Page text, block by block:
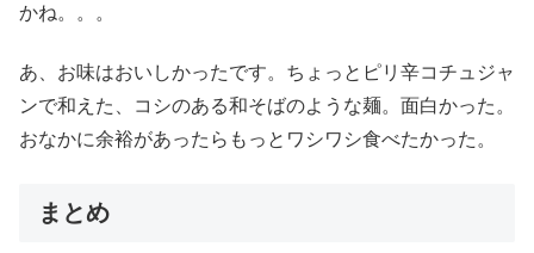
かね。。。
あ、お味はおいしかったです。ちょっとピリ辛コチュジャ
ンで和えた、コシのある和そばのような麺。面白かった。
おなかに余裕があったらもっとワシワシ食べたかった。
まとめ